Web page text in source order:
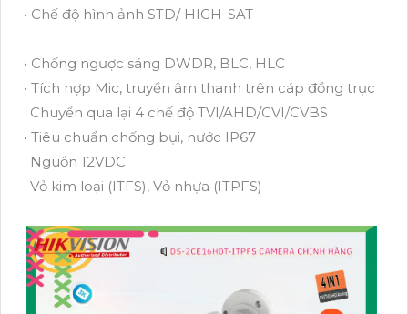
• Chế độ hình ảnh STD/ HIGH-SAT
.
• Chống ngược sáng DWDR, BLC, HLC
• Tích hợp Mic, truyền âm thanh trên cáp đồng trục
. Chuyển qua lại 4 chế độ TVI/AHD/CVI/CVBS
• Tiêu chuẩn chống bụi, nước IP67
. Nguồn 12VDC
. Vỏ kim loại (ITFS), Vỏ nhựa (ITPFS)